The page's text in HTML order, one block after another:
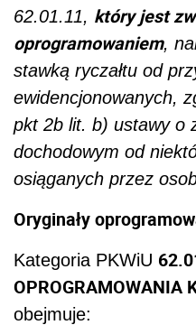
62.01.11, który jest
oprogramowaniem,
stawką ryczałtu od
ewidencjonowanych,
pkt 2b lit. b) ustawy o
dochodowym od
osiąganych przez
Oryginały
Kategoria PKWiU
OPROGRAMOWANIA
obejmuje: